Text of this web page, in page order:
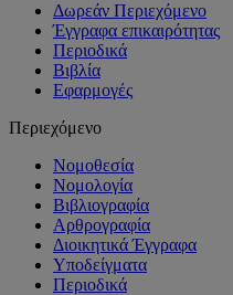
Δωρεάν Περιεχόμενο
Έγγραφα επικαιρότητας
Περιοδικά
Βιβλία
Εφαρμογές
Περιεχόμενο
Νομοθεσία
Νομολογία
Βιβλιογραφία
Αρθρογραφία
Διοικητικά Έγγραφα
Υποδείγματα
Περιοδικά